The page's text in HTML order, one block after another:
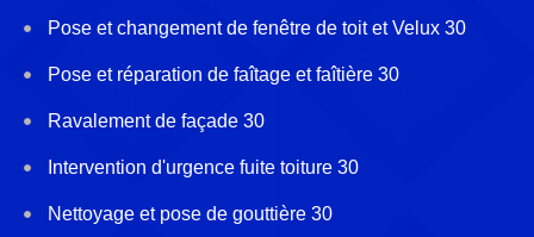
Pose et changement de fenêtre de toit et Velux 30
Pose et réparation de faîtage et faîtière 30
Ravalement de façade 30
Intervention d'urgence fuite toiture 30
Nettoyage et pose de gouttière 30